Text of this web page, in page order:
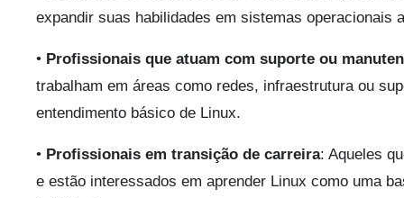
expandir suas habilidades em sistemas operacionais
• Profissionais que atuam com suporte ou
trabalham em áreas como redes, infraestrutura ou
entendimento básico de Linux.
• Profissionais em transição de carreira: Aqueles
e estão interessados em aprender Linux como uma